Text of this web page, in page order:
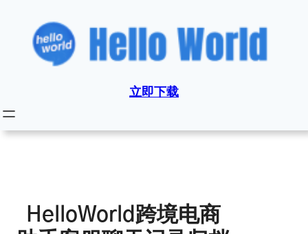
立即下载
HelloWorld跨境电商